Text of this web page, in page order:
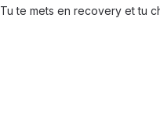
Tu te mets en recovery et tu